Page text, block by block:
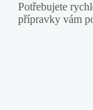
Potřebujete
přípravky vám